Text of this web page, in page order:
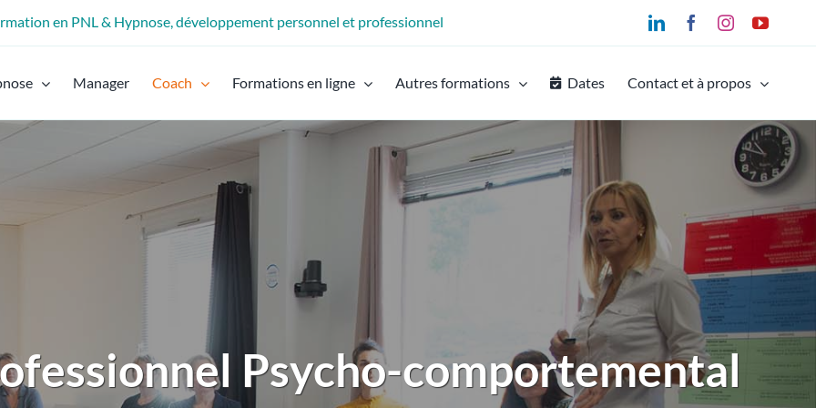
en PNL & Hypnose, développement personnel et professionnel LinkedInFacebookInstagram
Manager Coach Formations en ligne Autres formations Dates Contact et à propos
Psycho-comportemental